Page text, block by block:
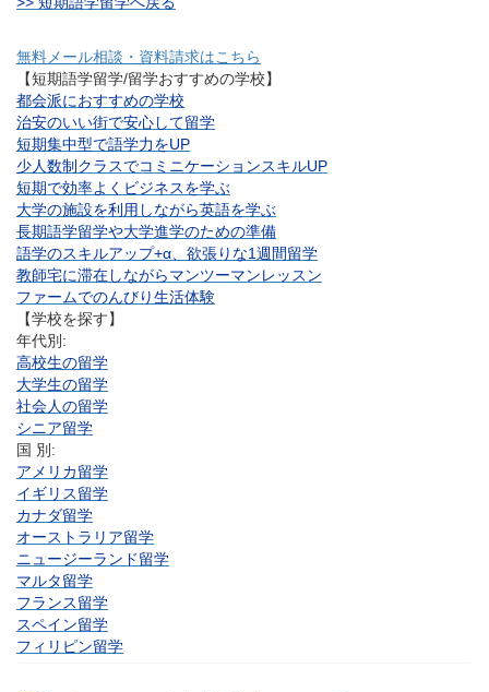
無料メール相談・資料請求はこちら
【短期語学留学/留学おすすめの学校】
都会派におすすめの学校
治安のいい街で安心して留学
短期集中型で語学力をUP
少人数制クラスでコミニケーションスキルUP
短期で効率よくビジネスを学ぶ
大学の施設を利用しながら英語を学ぶ
長期語学留学や大学進学のための準備
語学のスキルアップ+α、欲張りな1週間留学
教師宅に滞在しながらマンツーマンレッスン
ファームでのんびり生活体験
【学校を探す】
年代別:
高校生の留学
大学生の留学
社会人の留学
シニア留学
国 別:
アメリカ留学
イギリス留学
カナダ留学
オーストラリア留学
ニュージーランド留学
マルタ留学
フランス留学
スペイン留学
フィリピン留学